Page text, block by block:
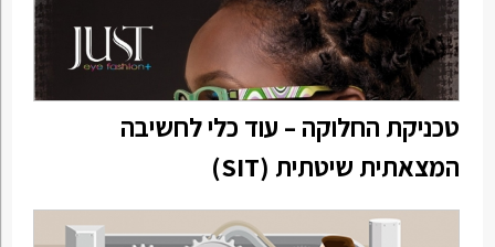
טכניקת החלוקה – עוד כלי לחשיבה
המצאתית שיטתית (SIT)